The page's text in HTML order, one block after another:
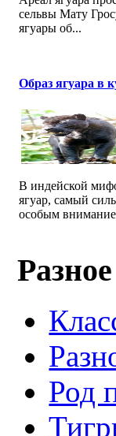
сельвы Мату
ягуары об...
Образ ягуара в
В индейской
ягуар, самый
особым
Род